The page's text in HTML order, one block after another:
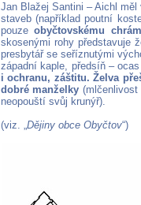
Jan Blažej Santini – Aichl
staveb (například poutní
pouzeobyčtovskému
skosenými rohy představuje
presbytář se seříznutými
západní kaple, předsíň –
i ochranu, záštitu. Želva
dobré manželky
neopouští svůj krunýř).
(viz. „Dějiny obce Obyčtov“)